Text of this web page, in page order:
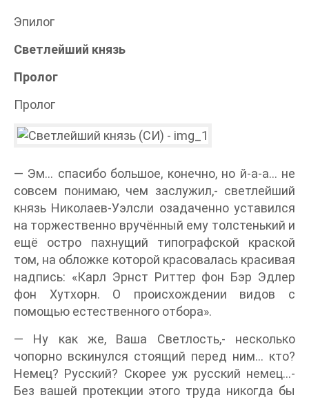
Эпилог
Светлейший князь
Пролог
Пролог
— Эм… спасибо большое, конечно, но й-а-а… не
совсем понимаю, чем заслужил,- светлейший
князь Николаев-Уэлсли озадаченно уставился
на торжественно вручённый ему толстенький и
ещё остро пахнущий типографской краской
том, на обложке которой красовалась красивая
надпись: «Карл Эрнст Риттер фон Бэр Эдлер
фон Хутхорн. О происхождении видов с
помощью естественного отбора».
— Ну как же, Ваша Светлость,- несколько
чопорно вскинулся стоящий перед ним… кто?
Немец? Русский? Скорее уж русский немец…-
Без вашей протекции этого труда никогда бы